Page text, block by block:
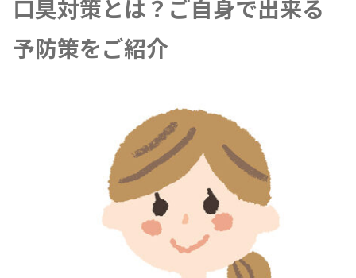
口臭対策とは？ご自身で出来る
予防策をご紹介